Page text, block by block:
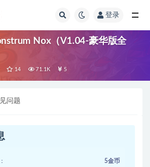
登录
Nox（V1.04-豪华版全
14 71.1K 5
问题
5金币